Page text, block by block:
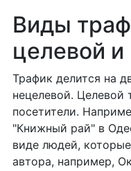
Виды
целевой
Трафик делится на
нецелевой. Целевой
посетители.
"Книжный рай" в
виде людей,
автора, например,